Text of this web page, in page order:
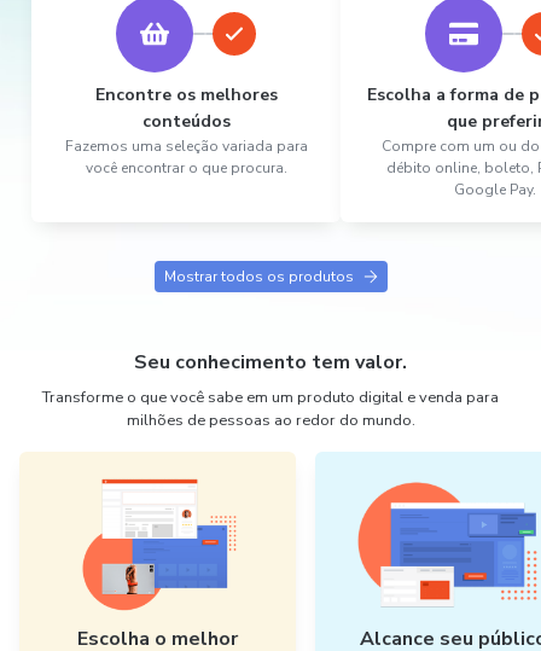
Encontre os melhores
conteúdos
Fazemos uma seleção variada para
você encontrar o que procura.
Escolha a forma de
que
Compre com um ou
débito online, boleto,
Google Pay.
Mostrar todos os produtos
Seu conhecimento tem valor.
Transforme o que você sabe em um produto digital e venda para
milhões de pessoas ao redor do mundo.
Escolha o melhor
Alcance seu